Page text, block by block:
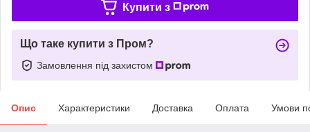
Купити з
Що таке купити з Пром?
Замовлення під захистом
Опис Характеристики Доставка Оплата Умови